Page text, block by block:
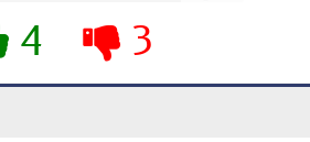
4 3